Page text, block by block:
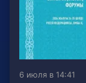
6 июля в 14:41